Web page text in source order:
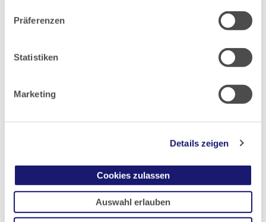
Präferenzen
Statistiken
Marketing
Details zeigen
Cookies zulassen
Auswahl erlauben
2022